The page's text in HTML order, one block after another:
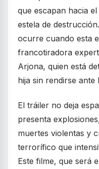
que escapan hacia
estela de
ocurre cuando esta
francotiradora
Arjona, quien está
hija sin rendirse ante
El tráiler no deja
presenta
muertes violentas y
terrorífico que
Este filme, que será